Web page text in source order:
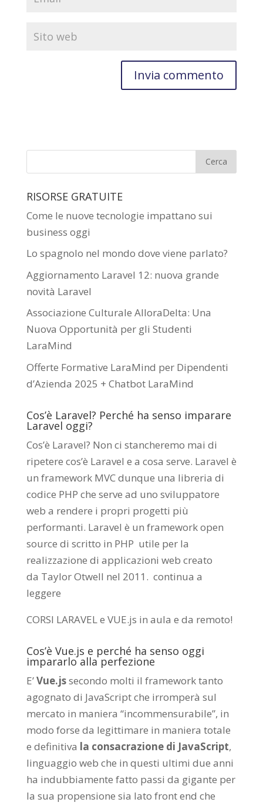
RISORSE GRATUITE
Come le nuove tecnologie impattano sui
business oggi
Lo spagnolo nel mondo dove viene parlato?
Aggiornamento Laravel 12: nuova grande
novità Laravel
Associazione Culturale AlloraDelta: Una
Nuova Opportunità per gli Studenti
LaraMind
Offerte Formative LaraMind per Dipendenti
d’Azienda 2025 + Chatbot LaraMind
Cos’è Laravel? Perché ha senso imparare
Laravel oggi?
Cos’è Laravel? Non ci stancheremo mai di
ripetere cos’è Laravel e a cosa serve. Laravel è
un framework MVC dunque una libreria di
codice PHP che serve ad uno sviluppatore
web a rendere i propri progetti più
performanti. Laravel è un framework open
source di scritto in PHP utile per la
realizzazione di applicazioni web creato
da Taylor Otwell nel 2011. continua a
leggere
CORSI LARAVEL e VUE.js in aula e da remoto!
Cos’è Vue.js e perché ha senso oggi
impararlo alla perfezione
E’Vue.jssecondo molti il framework tanto
agognato di JavaScript che irromperà sul
mercato in maniera “incommensurabile”, in
modo forse da legittimare in maniera totale
e definitiva la consacrazione di JavaScript,
linguaggio web che in questi ultimi due anni
ha indubbiamente fatto passi da gigante per
la sua propensione sia lato front end che